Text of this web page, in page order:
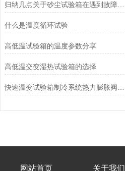
归纳几点关于砂尘试验箱在遇到故障时的处理方法
什么是温度循环试验
高低温试验箱的温度参数分享
高低温交变湿热试验箱的选择
网站首页 关于我们